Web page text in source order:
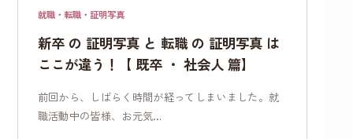
就職・転職・証明写真
新卒 の 証明写真 と 転職 の 証明写真 は
ここが違う！【 既卒 ・ 社会人 篇】
前回から、しばらく時間が経ってしまいました。就
職活動中の皆様、お元気…